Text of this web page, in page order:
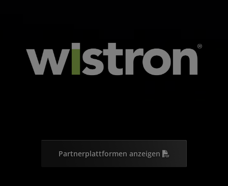
Partnerplattformen anzeigen